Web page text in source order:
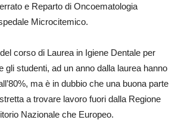
e Reparto di Oncoematologia
Microcitemico.
corso di Laurea in Igiene Dentale per
gli studenti, ad un anno dalla laurea hanno
ma è in dubbio che una buona parte
a trovare lavoro fuori dalla Regione
Nazionale che Europeo.